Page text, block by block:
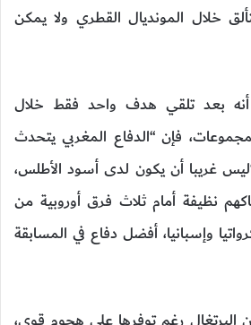
خلال المونديال القطري ولا يمكن
بعد تلقي هدف واحد فقط خلال
فإن “الدفاع المغربي يتحدث
غريبا أن يكون لدى أسود الأطلس،
نظيفة أمام ثلاث فرق أوروبية من
وإسبانيا، أفضل دفاع في المسابقة